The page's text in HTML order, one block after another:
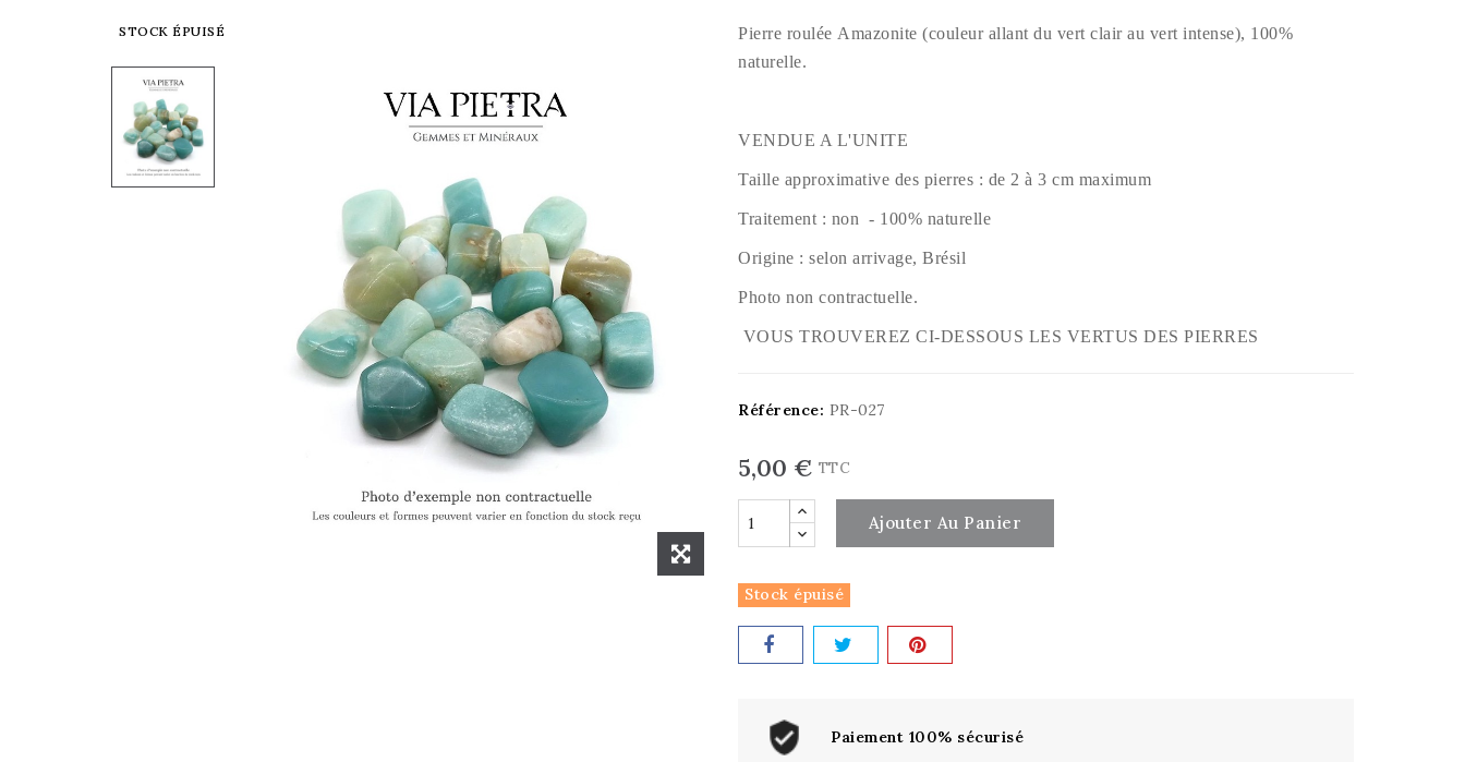
STOCK ÉPUISÉ
Pierre roulée Amazonite (couleur allant du vert clair au vert intense), 100%
naturelle.
VENDUE A L'UNITE
Taille approximative des pierres : de 2 à 3 cm maximum
Traitement : non - 100% naturelle
Origine : selon arrivage, Brésil
Photo non contractuelle.
VOUS TROUVEREZ CI-DESSOUS LES VERTUS DES PIERRES
Référence: PR-027
5,00 € TTC
Ajouter Au Panier
Stock épuisé
Paiement 100% sécurisé